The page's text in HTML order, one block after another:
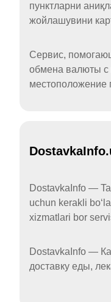
пунктларни
жойлашувини
Сервис,
обмена валюты с
местоположение
DostavkaInfo —
uchun kerakli
xizmatlari bor
DostavkaInfo —
доставку еды,